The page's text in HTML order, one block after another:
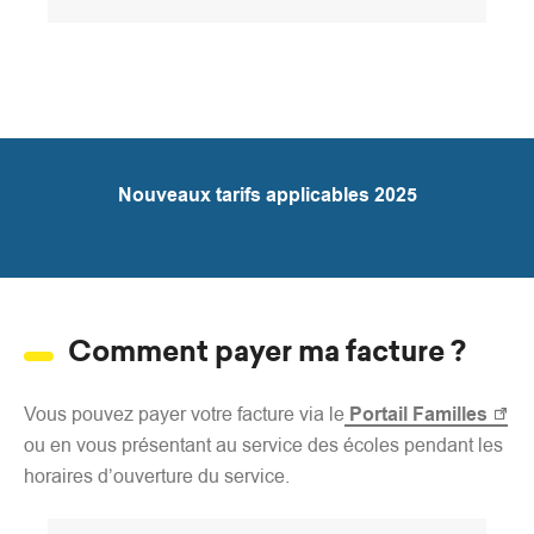
Nouveaux tarifs applicables 2025
Comment payer ma facture ?
Vous pouvez payer votre facture via le Portail Familles
ou en vous présentant au service des écoles pendant les
horaires d’ouverture du service.